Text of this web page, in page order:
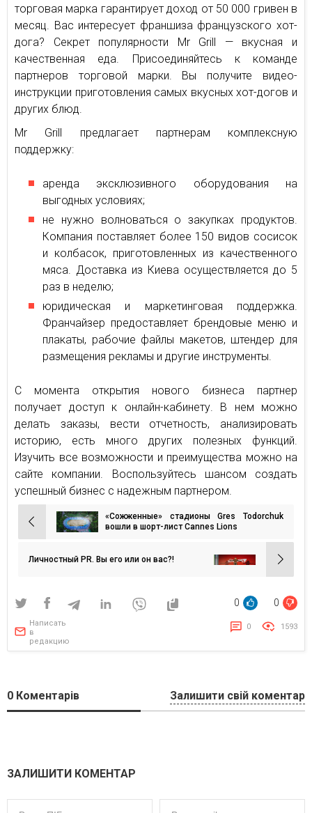
торговая марка гарантирует доход от 50 000 гривен в
месяц. Вас интересует франшиза французского хот-
дога? Секрет популярности Mr Grill — вкусная и
качественная еда. Присоединяйтесь к команде
партнеров торговой марки. Вы получите видео-
инструкции приготовления самых вкусных хот-догов и
других блюд.
Mr Grill предлагает партнерам комплексную
поддержку:
аренда эксклюзивного оборудования на
выгодных условиях;
не нужно волноваться о закупках продуктов.
Компания поставляет более 150 видов сосисок
и колбасок, приготовленных из качественного
мяса. Доставка из Киева осуществляется до 5
раз в неделю;
юридическая и маркетинговая поддержка.
Франчайзер предоставляет брендовые меню и
плакаты, рабочие файлы макетов, штендер для
размещения рекламы и другие инструменты.
С момента открытия нового бизнеса партнер
получает доступ к онлайн-кабинету. В нем можно
делать заказы, вести отчетность, анализировать
историю, есть много других полезных функций.
Изучить все возможности и преимущества можно на
сайте компании. Воспользуйтесь шансом создать
успешный бизнес с надежным партнером.
Навигация
по
записям
«Сожженные» стадионы Gres Todorchuk
вошли в шорт-лист Cannes Lions
Личностный PR. Вы его или он вас?!
0 0
Написать
в
редакцию
0 1593
0 Коментарів Залишити свій коментар
ЗАЛИШИТИ КОМЕНТАР